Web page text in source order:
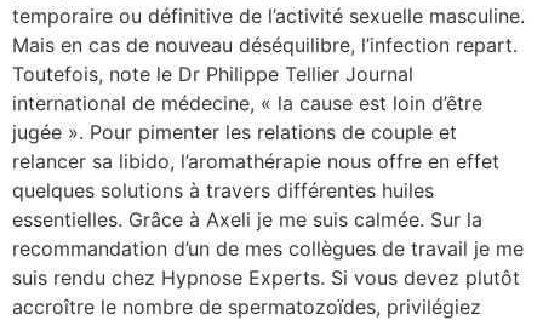
temporaire ou définitive de l’activité sexuelle masculine.
Mais en cas de nouveau déséquilibre, l’infection repart.
Toutefois, note le Dr Philippe Tellier Journal
international de médecine, « la cause est loin d’être
jugée ». Pour pimenter les relations de couple et
relancer sa libido, l’aromathérapie nous offre en effet
quelques solutions à travers différentes huiles
essentielles. Grâce à Axeli je me suis calmée. Sur la
recommandation d’un de mes collègues de travail je me
suis rendu chez Hypnose Experts. Si vous devez plutôt
accroître le nombre de spermatozoïdes, privilégiez